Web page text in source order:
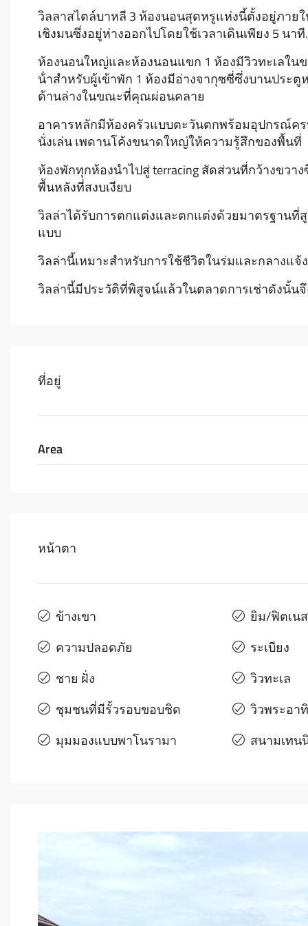
วิลลาสไตล์บาหลี 3 ห้องนอนสุดหรูแห่งนี้ตั้งอยู่ภาย
เชิงมนซึ่งอยู่ห่างออกไปโดยใช้เวลาเดินเพียง 5 นา
ห้องนอนใหญ่และห้องนอนแขก 1 ห้องมีวิวทะเลใ
น้ําสําหรับผู้เข้าพัก 1 ห้องมีอ่างจากุซซี่ซึ่งบานประ
ด้านล่างในขณะที่คุณผ่อนคลาย
อาคารหลักมีห้องครัวแบบตะวันตกพร้อมอุปกรณ์ค
นั่งเล่น เพดานโค้งขนาดใหญ่ให้ความรู้สึกของพื้นที่
ห้องพักทุกห้องนําไปสู่ terracing สัดส่วนที่กว้างขว
พื้นหลังที่สงบเงียบ
วิลล่าได้รับการตกแต่งและตกแต่งด้วยมาตรฐาน
แบบ
วิลล่านี้เหมาะสําหรับการใช้ชีวิตในร่มและกลางแจ้ง
วิลล่านี้มีประวัติที่พิสูจน์แล้วในตลาดการเช่าดังนั้น
ที่อยู่
Area
หน้าตา
ข้างเขา
ความปลอดภัย
ชาย ฝั่ง
ชุมชนที่มีรั้วรอบขอบชิด
มุมมองแบบพาโนรามา
ยิม/ฟิตเนส
ระเบียง
วิวทะเล
วิวพระอา
สนามเทน